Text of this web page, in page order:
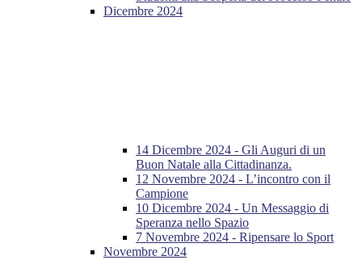
Dicembre 2024
14 Dicembre 2024 - Gli Auguri di un
Buon Natale alla Cittadinanza.
12 Novembre 2024 - L’incontro con il
Campione
10 Dicembre 2024 - Un Messaggio di
Speranza nello Spazio
7 Novembre 2024 - Ripensare lo Sport
Novembre 2024